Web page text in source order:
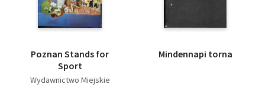
Poznan Stands for
Sport
Wydawnictwo Miejskie
Mindennapi torna